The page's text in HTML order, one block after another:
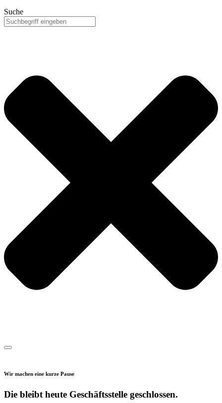
Suche
Wir machen eine kurze Pause
Die bleibt heute Geschäftsstelle geschlossen.